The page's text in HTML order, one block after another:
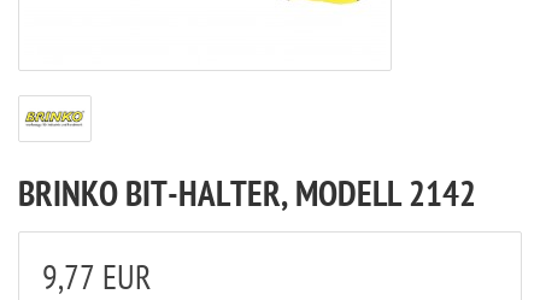
BRINKO BIT-HALTER, MODELL 2142
9,77 EUR